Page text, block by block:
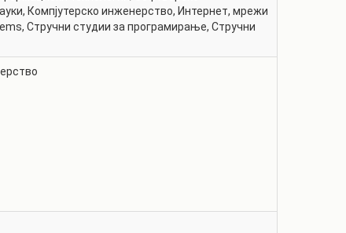
, Компјутерско инженерство, Интернет, мрежи
, Стручни студии за програмирање, Стручни